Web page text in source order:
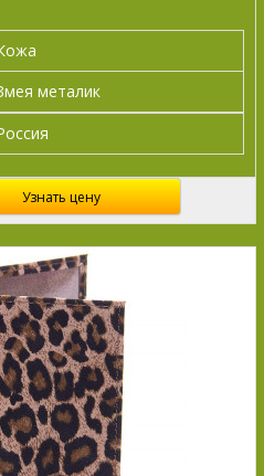
металик
Узнать цену